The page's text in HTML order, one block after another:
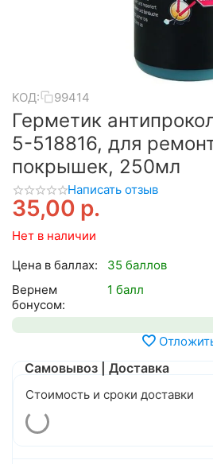
КОД: 99414
Герметик
5-518816, для
покрышек, 250мл
Написать отзыв
35,00 р.
Нет в наличии
Цена в баллах:
35 баллов
Вернем
бонусом:
1 балл
Самовывоз | Доставка
Стоимость и сроки доставки